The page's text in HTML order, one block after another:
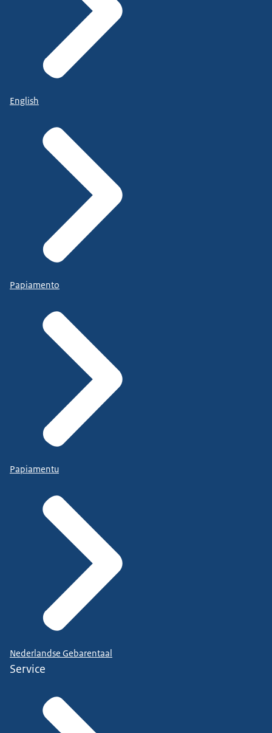
English
Papiamento
Papiamentu
Nederlandse Gebarentaal
Service